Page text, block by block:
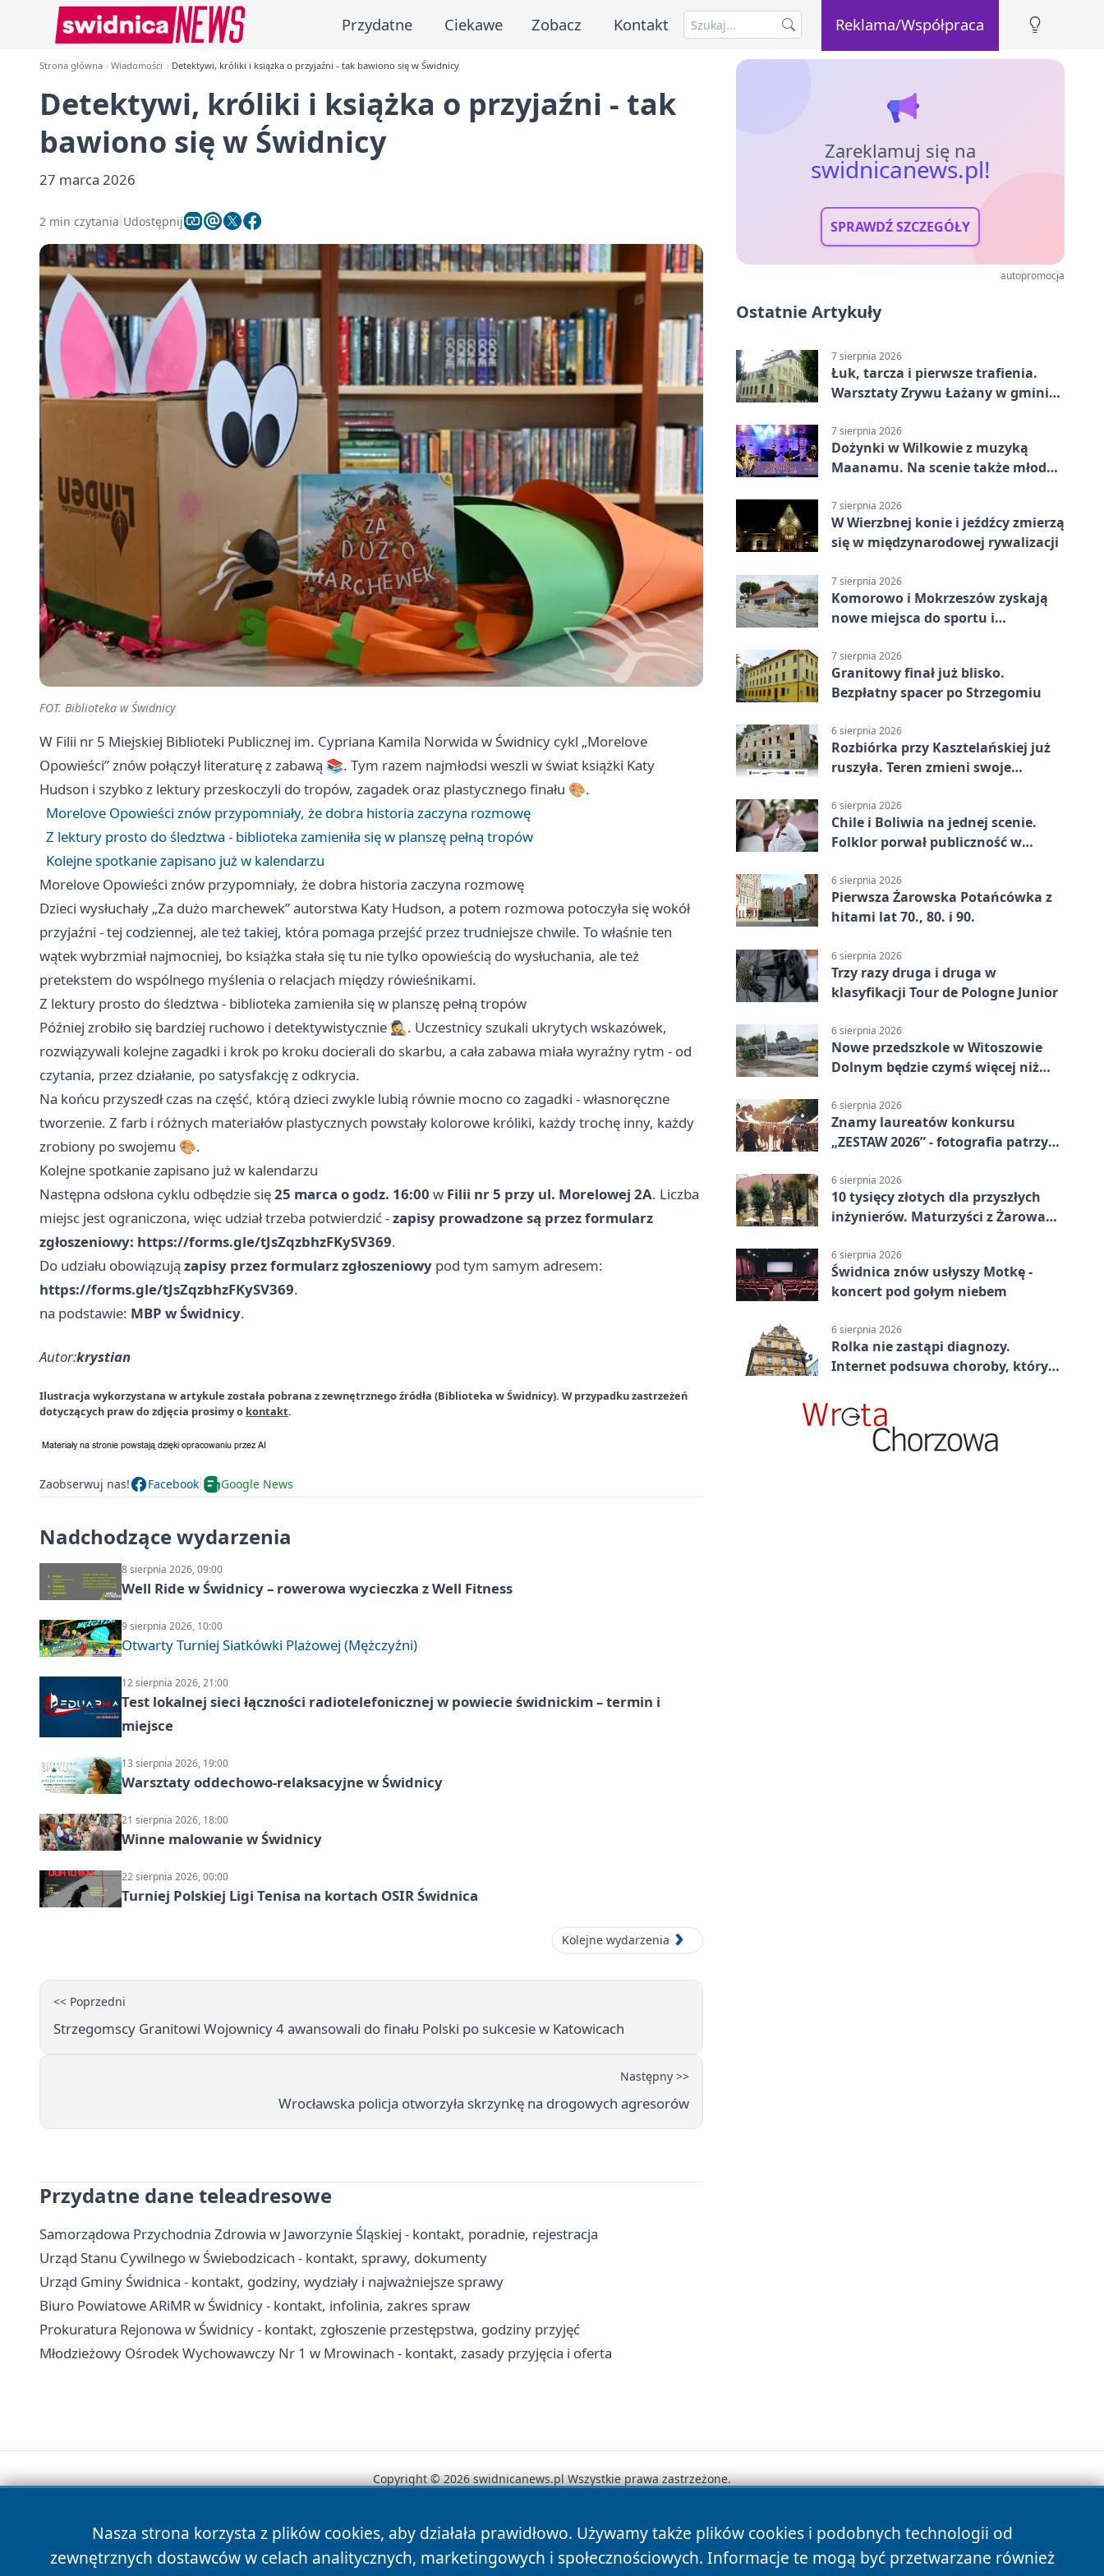
Przydatne Ciekawe Zobacz Kontakt Reklama/Współpraca
Strona główna Wiadomości Detektywi, króliki i książka o przyjaźni - tak bawiono się w Świdnicy
Detektywi, króliki i książka o przyjaźni - tak
bawiono się w Świdnicy
27 marca 2026
2 min czytania Udostępnij
FOT. Biblioteka w Świdnicy
W Filii nr 5 Miejskiej Biblioteki Publicznej im. Cypriana Kamila Norwida w Świdnicy cykl „Morelove
Opowieści” znów połączył literaturę z zabawą 📚. Tym razem najmłodsi weszli w świat książki Katy
Hudson i szybko z lektury przeskoczyli do tropów, zagadek oraz plastycznego finału 🎨.
Morelove Opowieści znów przypomniały, że dobra historia zaczyna rozmowę
Z lektury prosto do śledztwa - biblioteka zamieniła się w planszę pełną tropów
Kolejne spotkanie zapisano już w kalendarzu
Morelove Opowieści znów przypomniały, że dobra historia zaczyna rozmowę
Dzieci wysłuchały „Za dużo marchewek” autorstwa Katy Hudson, a potem rozmowa potoczyła się wokół
przyjaźni - tej codziennej, ale też takiej, która pomaga przejść przez trudniejsze chwile. To właśnie ten
wątek wybrzmiał najmocniej, bo książka stała się tu nie tylko opowieścią do wysłuchania, ale też
pretekstem do wspólnego myślenia o relacjach między rówieśnikami.
Z lektury prosto do śledztwa - biblioteka zamieniła się w planszę pełną tropów
Później zrobiło się bardziej ruchowo i detektywistycznie 🕵️. Uczestnicy szukali ukrytych wskazówek,
rozwiązywali kolejne zagadki i krok po kroku docierali do skarbu, a cała zabawa miała wyraźny rytm - od
czytania, przez działanie, po satysfakcję z odkrycia.
Na końcu przyszedł czas na część, którą dzieci zwykle lubią równie mocno co zagadki - własnoręczne
tworzenie. Z farb i różnych materiałów plastycznych powstały kolorowe króliki, każdy trochę inny, każdy
zrobiony po swojemu 🎨.
Kolejne spotkanie zapisano już w kalendarzu
Następna odsłona cyklu odbędzie się25 marca o godz. 16:00 w Filii nr 5 przy ul. Morelowej 2A. Liczba
miejsc jest ograniczona, więc udział trzeba potwierdzić -zapisy prowadzone są przez formularz
zgłoszeniowy: https://forms.gle/tJsZqzbhzFKySV369.
Do udziału obowiązują zapisy przez formularz zgłoszeniowy pod tym samym adresem:
https://forms.gle/tJsZqzbhzFKySV369.
na podstawie: MBP w Świdnicy.
Autor:krystian
Ilustracja wykorzystana w artykule została pobrana z zewnętrznego źródła (Biblioteka w Świdnicy). W przypadku zastrzeżeń
dotyczących praw do zdjęcia prosimy o kontakt.
Zaobserwuj nas! Facebook Google News
Nadchodzące wydarzenia
8 sierpnia 2026, 09:00
Well Ride w Świdnicy – rowerowa wycieczka z Well Fitness
9 sierpnia 2026, 10:00
Otwarty Turniej Siatkówki Plażowej (Mężczyźni)
12 sierpnia 2026, 21:00
Test lokalnej sieci łączności radiotelefonicznej w powiecie świdnickim – termin i
miejsce
13 sierpnia 2026, 19:00
Warsztaty oddechowo-relaksacyjne w Świdnicy
21 sierpnia 2026, 18:00
Winne malowanie w Świdnicy
22 sierpnia 2026, 00:00
Turniej Polskiej Ligi Tenisa na kortach OSIR Świdnica
Kolejne wydarzenia
<< Poprzedni
Strzegomscy Granitowi Wojownicy 4 awansowali do finału Polski po sukcesie w Katowicach
Następny >>
Wrocławska policja otworzyła skrzynkę na drogowych agresorów
Przydatne dane teleadresowe
Samorządowa Przychodnia Zdrowia w Jaworzynie Śląskiej - kontakt, poradnie, rejestracja
Urząd Stanu Cywilnego w Świebodzicach - kontakt, sprawy, dokumenty
Urząd Gminy Świdnica - kontakt, godziny, wydziały i najważniejsze sprawy
Biuro Powiatowe ARiMR w Świdnicy - kontakt, infolinia, zakres spraw
Prokuratura Rejonowa w Świdnicy - kontakt, zgłoszenie przestępstwa, godziny przyjęć
Młodzieżowy Ośrodek Wychowawczy Nr 1 w Mrowinach - kontakt, zasady przyjęcia i oferta
Zareklamuj się na
swidnicanews.pl!
SPRAWDŹ SZCZEGÓŁY
autopromocja
Ostatnie Artykuły
7 sierpnia 2026
Łuk, tarcza i pierwsze trafienia.
Warsztaty Zrywu Łażany w gminie
7 sierpnia 2026
Dożynki w Wilkowie z muzyką
Maanamu. Na scenie także młode
7 sierpnia 2026
W Wierzbnej konie i jeźdźcy zmierzą
się w międzynarodowej rywalizacji
7 sierpnia 2026
Komorowo i Mokrzeszów zyskają
nowe miejsca do sportu i
7 sierpnia 2026
Granitowy finał już blisko.
Bezpłatny spacer po Strzegomiu
6 sierpnia 2026
Rozbiórka przy Kasztelańskiej już
ruszyła. Teren zmieni swoje
6 sierpnia 2026
Chile i Boliwia na jednej scenie.
Folklor porwał publiczność w
6 sierpnia 2026
Pierwsza Żarowska Potańcówka z
hitami lat 70., 80. i 90.
6 sierpnia 2026
Trzy razy druga i druga w
klasyfikacji Tour de Pologne Junior
6 sierpnia 2026
Nowe przedszkole w Witoszowie
Dolnym będzie czymś więcej niż
6 sierpnia 2026
Znamy laureatów konkursu
„ZESTAW 2026” - fotografia patrzy
6 sierpnia 2026
10 tysięcy złotych dla przyszłych
inżynierów. Maturzyści z Żarowa
6 sierpnia 2026
Świdnica znów usłyszy Motkę -
koncert pod gołym niebem
6 sierpnia 2026
Rolka nie zastąpi diagnozy.
Internet podsuwa choroby, których
Nasza strona korzysta z plików cookies, aby działała prawidłowo. Używamy także plików cookies i podobnych technologii od
zewnętrznych dostawców w celach analitycznych, marketingowych i społecznościowych. Informacje te mogą być przetwarzane również
Copyright © 2026 swidnicanews.pl Wszystkie prawa zastrzeżone.
News Autorzy Polityka Prywatności Polityka Cookies